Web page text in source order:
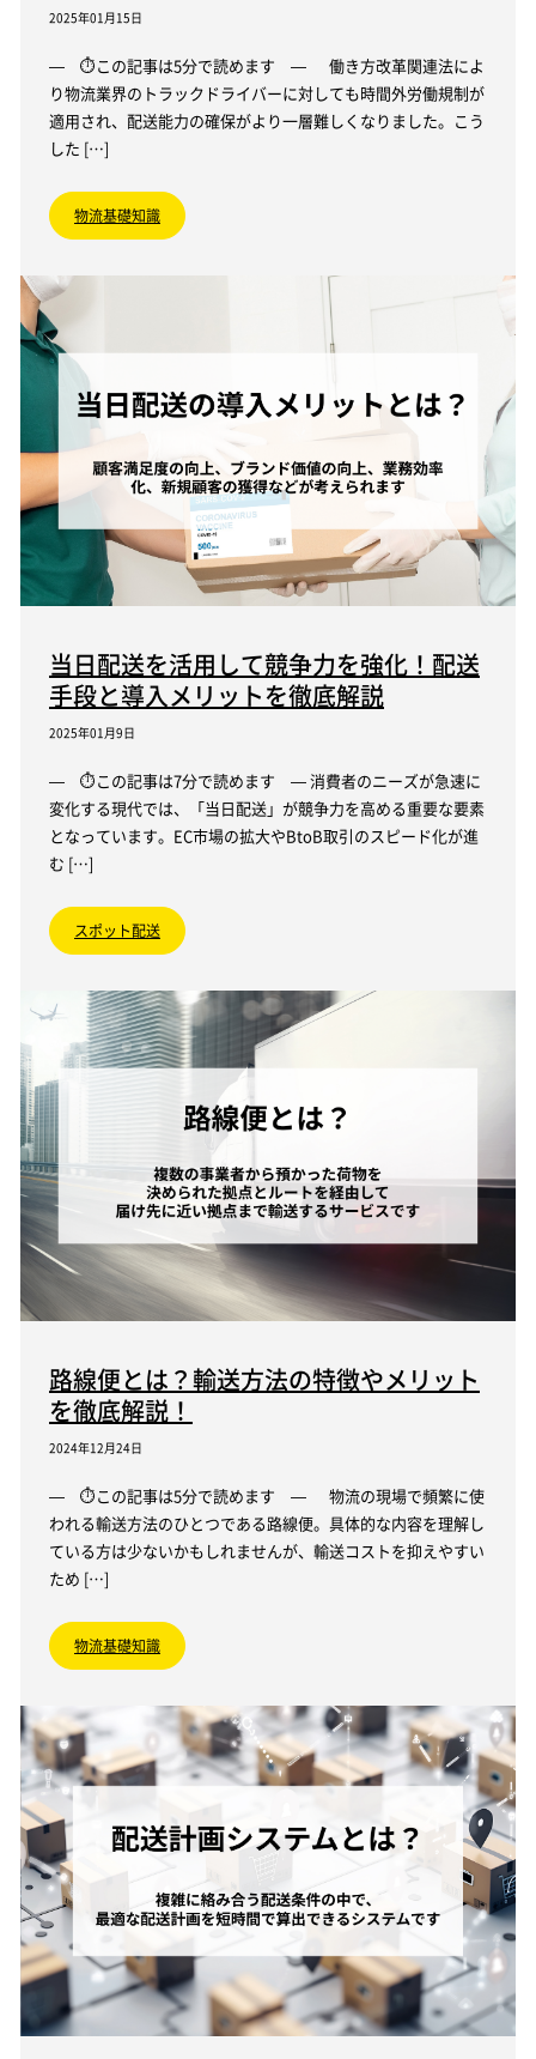
2025年01月15日
— ⏱この記事は5分で読めます — 働き方改革関連法によ
り物流業界のトラックドライバーに対しても時間外労働規制が
適用され、配送能力の確保がより一層難しくなりました。こう
した […]
物流基礎知識
当日配送を活用して競争力を強化！配送
手段と導入メリットを徹底解説
2025年01月9日
— ⏱この記事は7分で読めます — 消費者のニーズが急速に
変化する現代では、「当日配送」が競争力を高める重要な要素
となっています。EC市場の拡大やBtoB取引のスピード化が進
む […]
スポット配送
路線便とは？輸送方法の特徴やメリット
を徹底解説！
2024年12月24日
— ⏱この記事は5分で読めます — 物流の現場で頻繁に使
われる輸送方法のひとつである路線便。具体的な内容を理解し
ている方は少ないかもしれませんが、輸送コストを抑えやすい
ため […]
物流基礎知識